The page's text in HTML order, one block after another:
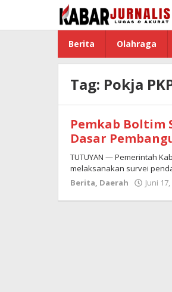
konten
Berita Olahraga
Tag: Pokja
Pemkab Boltim
Dasar
TUTUYAN — Pemerintah
melaksanakan survei
Berita, Daerah Juni